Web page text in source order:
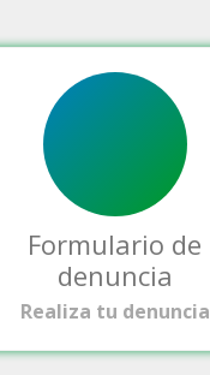
Formulario de
denuncia
Realiza tu denuncia